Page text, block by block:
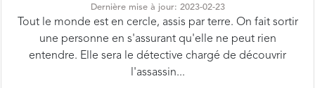
Dernière mise à jour: 2023-02-23
Tout le monde est en cercle, assis par terre. On fait sortir
une personne en s'assurant qu'elle ne peut rien
entendre. Elle sera le détective chargé de découvrir
l'assassin...